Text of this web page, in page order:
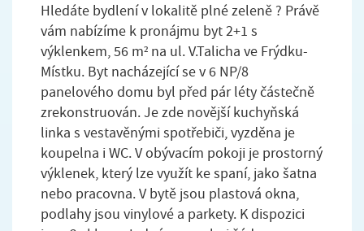
Hledáte bydlení v lokalitě plné zeleně ? Právě
vám nabízíme k pronájmu byt 2+1 s
výklenkem, 56 m² na ul. V.Talicha ve Frýdku-
Místku. Byt nacházející se v 6 NP/8
panelového domu byl před pár léty částečně
zrekonstruován. Je zde novější kuchyňská
linka s vestavěnými spotřebiči, vyzděna je
koupelna i WC. V obývacím pokoji je prostorný
výklenek, který lze využít ke spaní, jako šatna
nebo pracovna. V bytě jsou plastová okna,
podlahy jsou vinylové a parkety. K dispozici